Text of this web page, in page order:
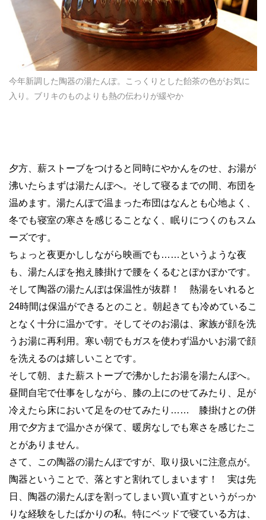
今年新調した陶器の湯たんぽ。こっくりとした飴茶の色がお気に
入り。ブリキのものよりも熱の伝わりが緩やか
夕方、薪ストーブをつけると同時にやかんをのせ、お湯が
沸いたらまずは湯たんぽへ。そして寝るまでの間、布団を
温めます。湯たんぽで温まった布団はなんとも心地よく、
冬でも寝室の寒さを感じることなく、眠りにつくのもスム
ーズです。
ちょっと夜更かししながら映画でも……というような夜
も、湯たんぽを抱え膝掛けで腰をくるむとぽかぽかです。
そして陶器の湯たんぽは保温性が抜群！ 熱湯をいれると
24時間は保温ができるとのこと。朝起きても冷めているこ
となく十分に温かです。そしてそのお湯は、家族が顔を洗
うお湯に再利用。寒い朝でもガスを使わず温かいお湯で顔
を洗えるのは嬉しいことです。
そして朝、また薪ストーブで沸かしたお湯を湯たんぽへ。
昼間自宅で仕事をしながら、膝の上にのせてみたり、足が
冷えたら床において足をのせてみたり…… 膝掛けとの併
用で夕方まで温かさが保て、暖房なしでも寒さを感じたこ
とがありません。
さて、この陶器の湯たんぽですが、取り扱いに注意点が。
陶器ということで、落とすと割れてしまいます！ 実は先
日、陶器の湯たんぽを割ってしまい買い直すというがっか
りな経験をしたばかりの私。特にベッドで寝ている方は、